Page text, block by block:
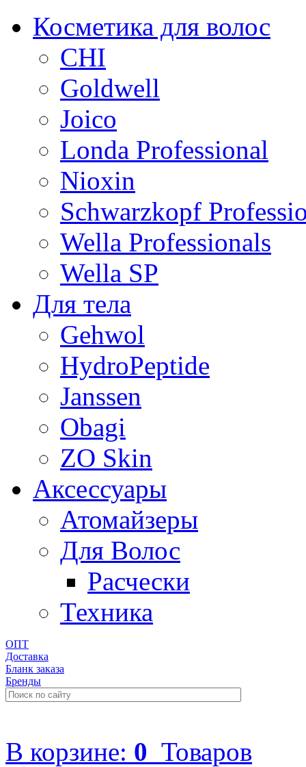
Косметика для волос
CHI
Goldwell
Joico
Londa Professional
Nioxin
Schwarzkopf
Wella Professionals
Wella SP
Для тела
Gehwol
HydroPeptide
Janssen
Obagi
ZO Skin
Aксессуары
Атомайзеры
Для Волос
Расчески
Техника
ОПТ
Доставка
Бланк заказа
Бренды
В корзине: 0 Товаров